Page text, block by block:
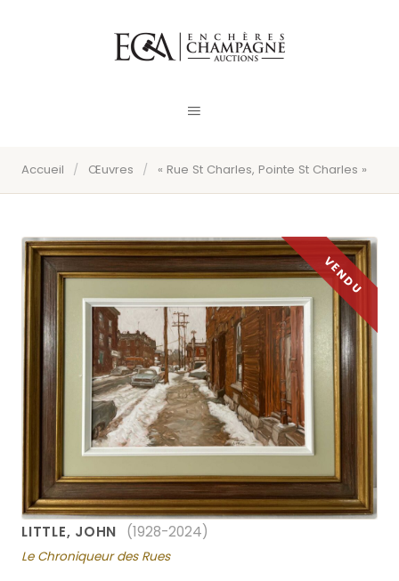
Accueil / Œuvres / « Rue St Charles, Pointe St Charles »
LITTLE, JOHN (1928-2024)
Le Chroniqueur des Rues